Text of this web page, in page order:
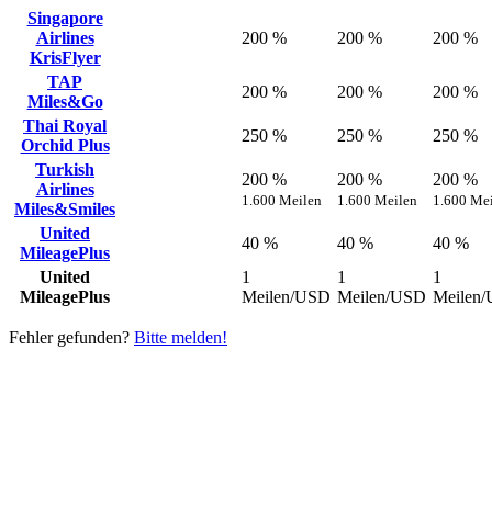
Singapore
Airlines
KrisFlyer
200 % 200 % 200 %
TAP
Miles&Go
200 % 200 %
200 %
Thai Royal
Orchid Plus
250 % 250 %
250 %
Turkish
Airlines
Miles&Smiles
200 %
1.600 Meilen
200 %
1.600 Meilen
200 %
1.600
United
MileagePlus
40 % 40 %
40 %
United
MileagePlus
1
Meilen/USD
1
Meilen/USD
1
Meilen/
Fehler gefunden? Bitte melden!